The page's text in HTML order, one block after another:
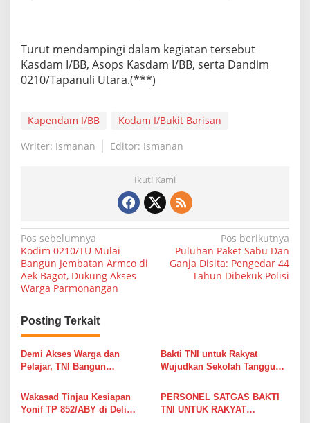
Turut mendampingi dalam kegiatan tersebut
Kasdam I/BB, Asops Kasdam I/BB, serta Dandim
0210/Tapanuli Utara.(***)
Kapendam I/BB
Kodam I/Bukit Barisan
Writer: Ismanan
Editor: Ismanan
Ikuti Kami
N
a
v
g
a
s
p
o
Pos sebelumnya
Kodim 0210/TU Mulai
Bangun Jembatan Armco di
Aek Bagot, Dukung Akses
Warga Parmonangan
Pos berikutnya
Puluhan Paket Sabu Dan
Ganja Disita: Pengedar 44
Tahun Dibekuk Polisi
Posting Terkait
Demi Akses Warga dan
Pelajar, TNI Bangun
Sihare’o III Hilibadalu
Bakti TNI untuk Rakyat
Wujudkan Sekolah Tangguh
Banjir
Wakasad Tinjau Kesiapan
Yonif TP 852/ABY di Deli
PERSONEL SATGAS BAKTI
TNI UNTUK RAKYAT